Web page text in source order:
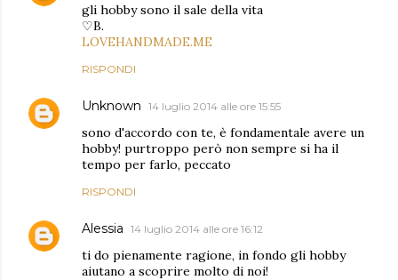
gli hobby sono il sale della vita
♡B.
LOVEHANDMADE.ME
RISPONDI
Unknown 14 luglio 2014 alle ore 15:55
sono d'accordo con te, è fondamentale avere un
hobby! purtroppo però non sempre si ha il
tempo per farlo, peccato
RISPONDI
Alessia 14 luglio 2014 alle ore 16:12
ti do pienamente ragione, in fondo gli hobby
aiutano a scoprire molto di noi!